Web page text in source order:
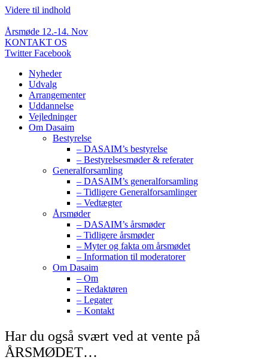
Videre til indhold
Årsmøde 12.-14. Nov
KONTAKT OS
Twitter Facebook
Nyheder
Udvalg
Arrangementer
Uddannelse
Vejledninger
Om Dasaim
Bestyrelse
– DASAIM’s bestyrelse
– Bestyrelsesmøder & referater
Generalforsamling
– DASAIM’s generalforsamling
– Tidligere Generalforsamlinger
– Vedtægter
Årsmøder
– DASAIM’s årsmøder
– Tidligere årsmøder
– Myter og fakta om årsmødet
– Information til moderatorer
Om Dasaim
– Om
– Redaktøren
– Legater
– Kontakt
Har du også svært ved at vente på
ÅRSMØDET…